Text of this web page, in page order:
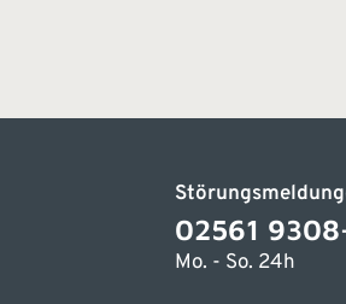
02561
Mo. - So. 24h